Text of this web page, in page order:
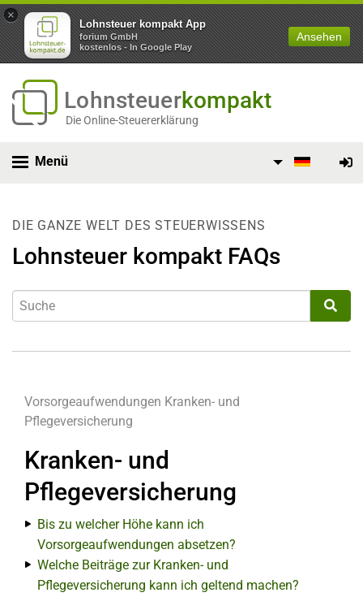
×
Lohnsteuer kompakt App
forium GmbH
kostenlos - In Google Play
Ansehen
Lohnsteuerkompakt
Die Online-Steuererklärung
Menü
DIE GANZE WELT DES STEUERWISSENS
Lohnsteuer kompakt FAQs
Vorsorgeaufwendungen Kranken- und
Pflegeversicherung
Kranken- und
Pflegeversicherung
Bis zu welcher Höhe kann ich
Vorsorgeaufwendungen absetzen?
Welche Beiträge zur Kranken- und
Pflegeversicherung kann ich geltend machen?